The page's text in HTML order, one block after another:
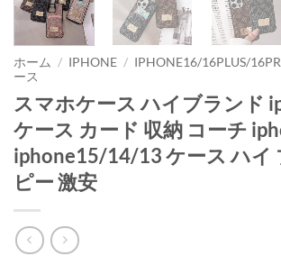
ホーム / IPHONE / IPHONE16/16PLUS/
ース
スマホケース ハイブランド
ケース カード 収納 コーチ
iphone15/14/13 ケース ハイ
ピー 激安